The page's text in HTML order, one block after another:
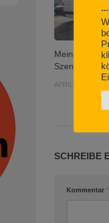
Meine
Szene 3
APRIL 2, 2021
SCHREIBE
Kommentar *